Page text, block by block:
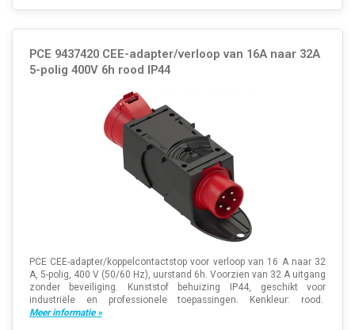
PCE 9437420 CEE-adapter/verloop van 16A naar 32A
5-polig 400V 6h rood IP44
PCE CEE-adapter/koppelcontactstop voor verloop van 16 A naar 32
A, 5-polig, 400 V (50/60 Hz), uurstand 6h. Voorzien van 32 A uitgang
zonder beveiliging. Kunststof behuizing IP44, geschikt voor
industriële en professionele toepassingen. Kenkleur: rood.
Meer informatie »